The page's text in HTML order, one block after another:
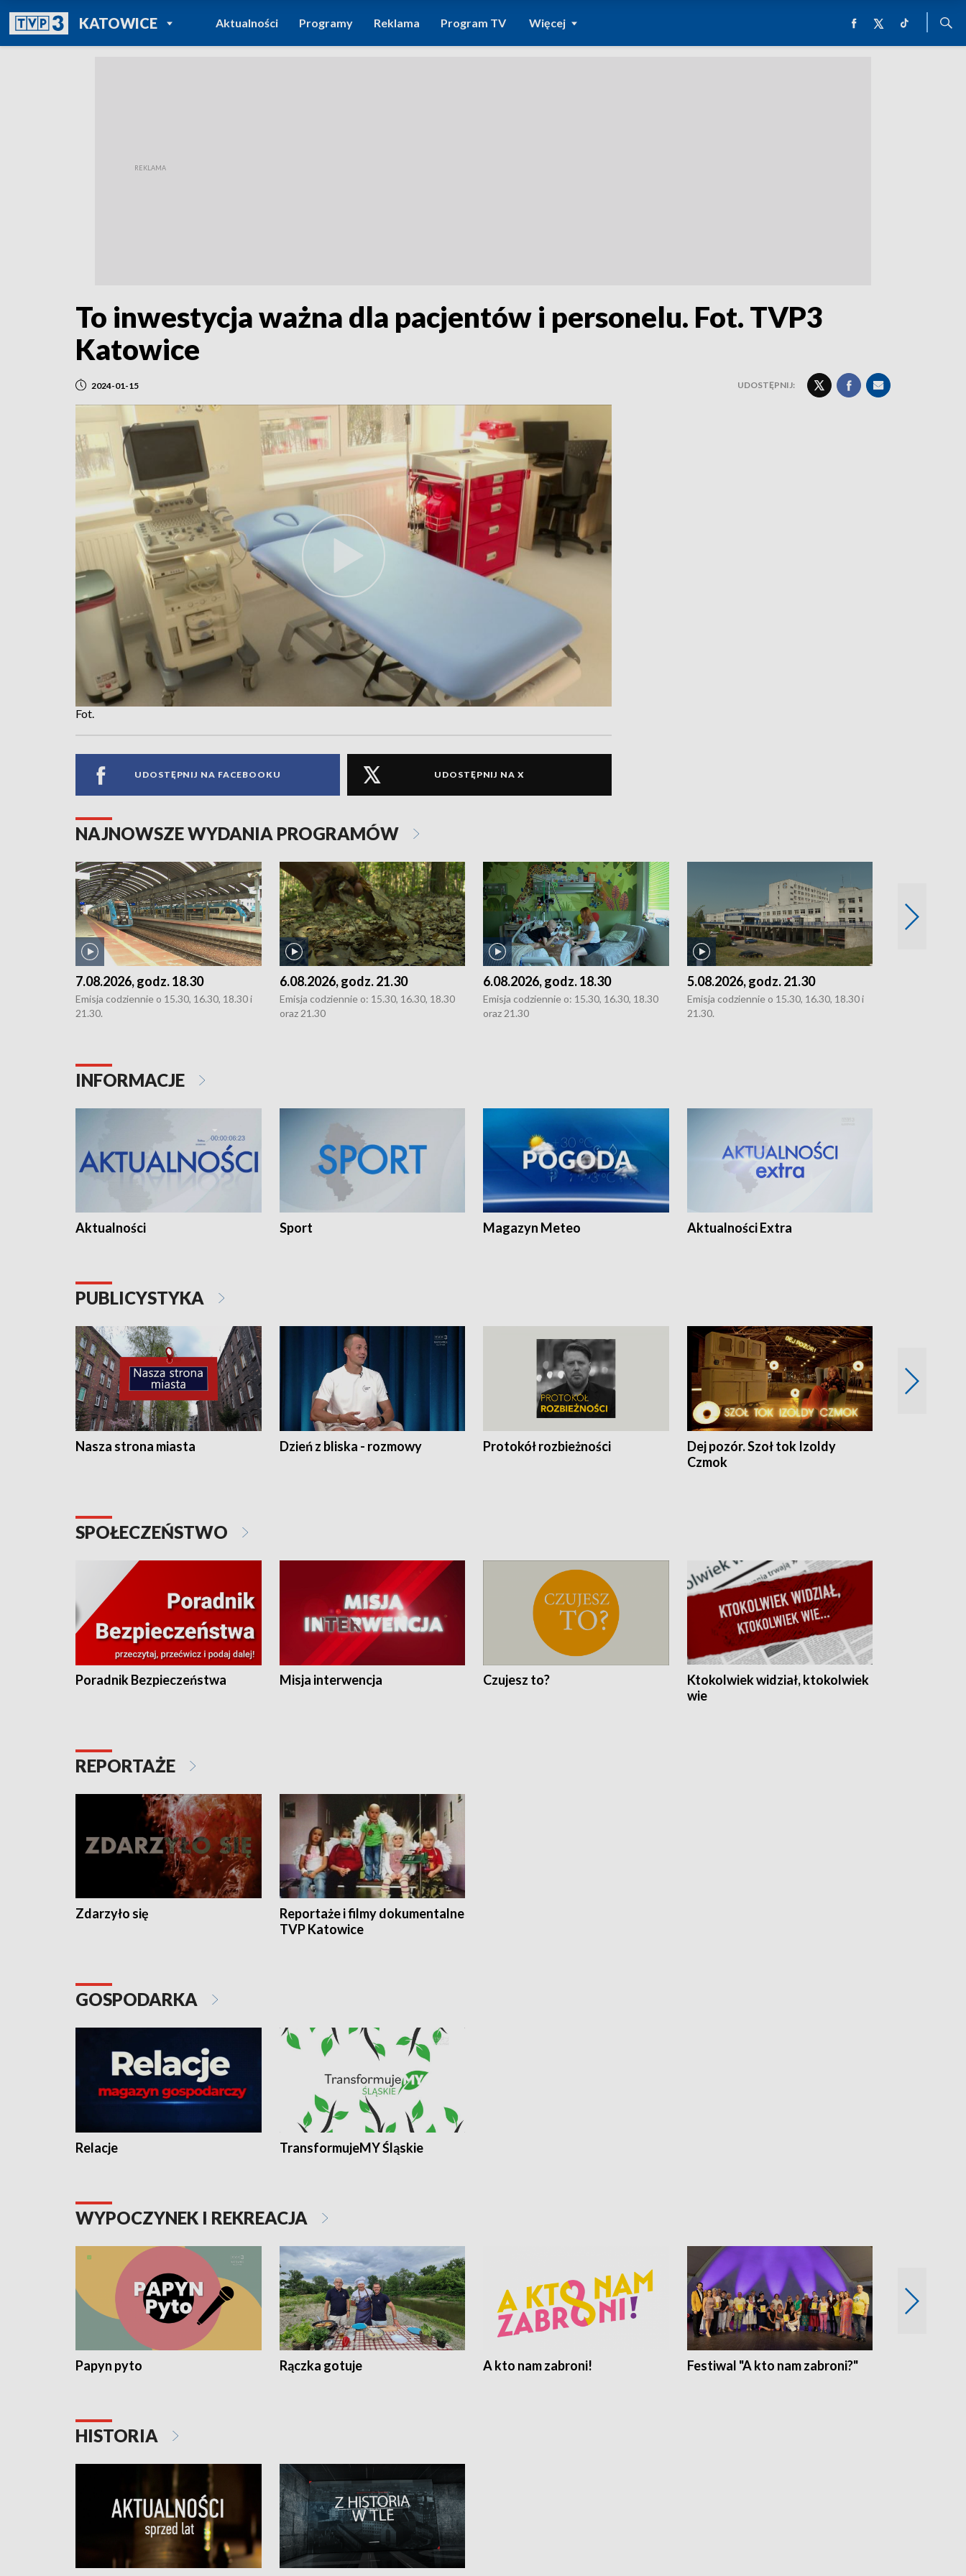
KATOWICEPOWRÓT DO
TVP REGIONY
Aktualności Programy Reklama Program TV Więcej
To inwestycja ważna dla pacjentów i personelu. Fot. TVP3
Katowice
2024-01-15 UDOSTĘPNIJ:
Fot.
UDOSTĘPNIJ NA FACEBOOKU UDOSTĘPNIJ NA X
NAJNOWSZE WYDANIA PROGRAMÓW
7.08.2026, godz. 18.30
Emisja codziennie o 15.30, 16.30, 18.30 i
21.30.
6.08.2026, godz. 21.30
Emisja codziennie o: 15.30, 16.30, 18.30
oraz 21.30
6.08.2026, godz. 18.30
Emisja codziennie o: 15.30, 16.30, 18.30
oraz 21.30
5.08.2026, godz. 21.30
Emisja codziennie o 15.30, 16.30, 18.30 i
21.30.
INFORMACJE
Aktualności Sport Magazyn Meteo Aktualności Extra
PUBLICYSTYKA
Nasza strona miasta Dzień z bliska - rozmowy Protokół rozbieżności
Dej pozór. Szoł tok Izoldy
Czmok
SPOŁECZEŃSTWO
Poradnik Bezpieczeństwa Misja interwencja Czujesz to?
Ktokolwiek widział, ktokolwiek
wie
REPORTAŻE
Zdarzyło się
Reportaże i filmy dokumentalne
TVP Katowice
GOSPODARKA
Relacje TransformujeMY Śląskie
WYPOCZYNEK I REKREACJA
Papyn pyto Rączka gotuje A kto nam zabroni! Festiwal "A kto nam zabroni?"
HISTORIA